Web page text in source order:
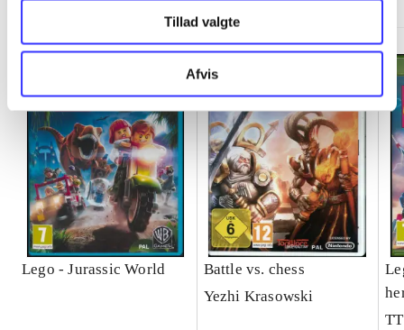
Tillad valgte
Afvis
Lego - Jurassic World
Battle vs. chess
Yezhi Krasowski